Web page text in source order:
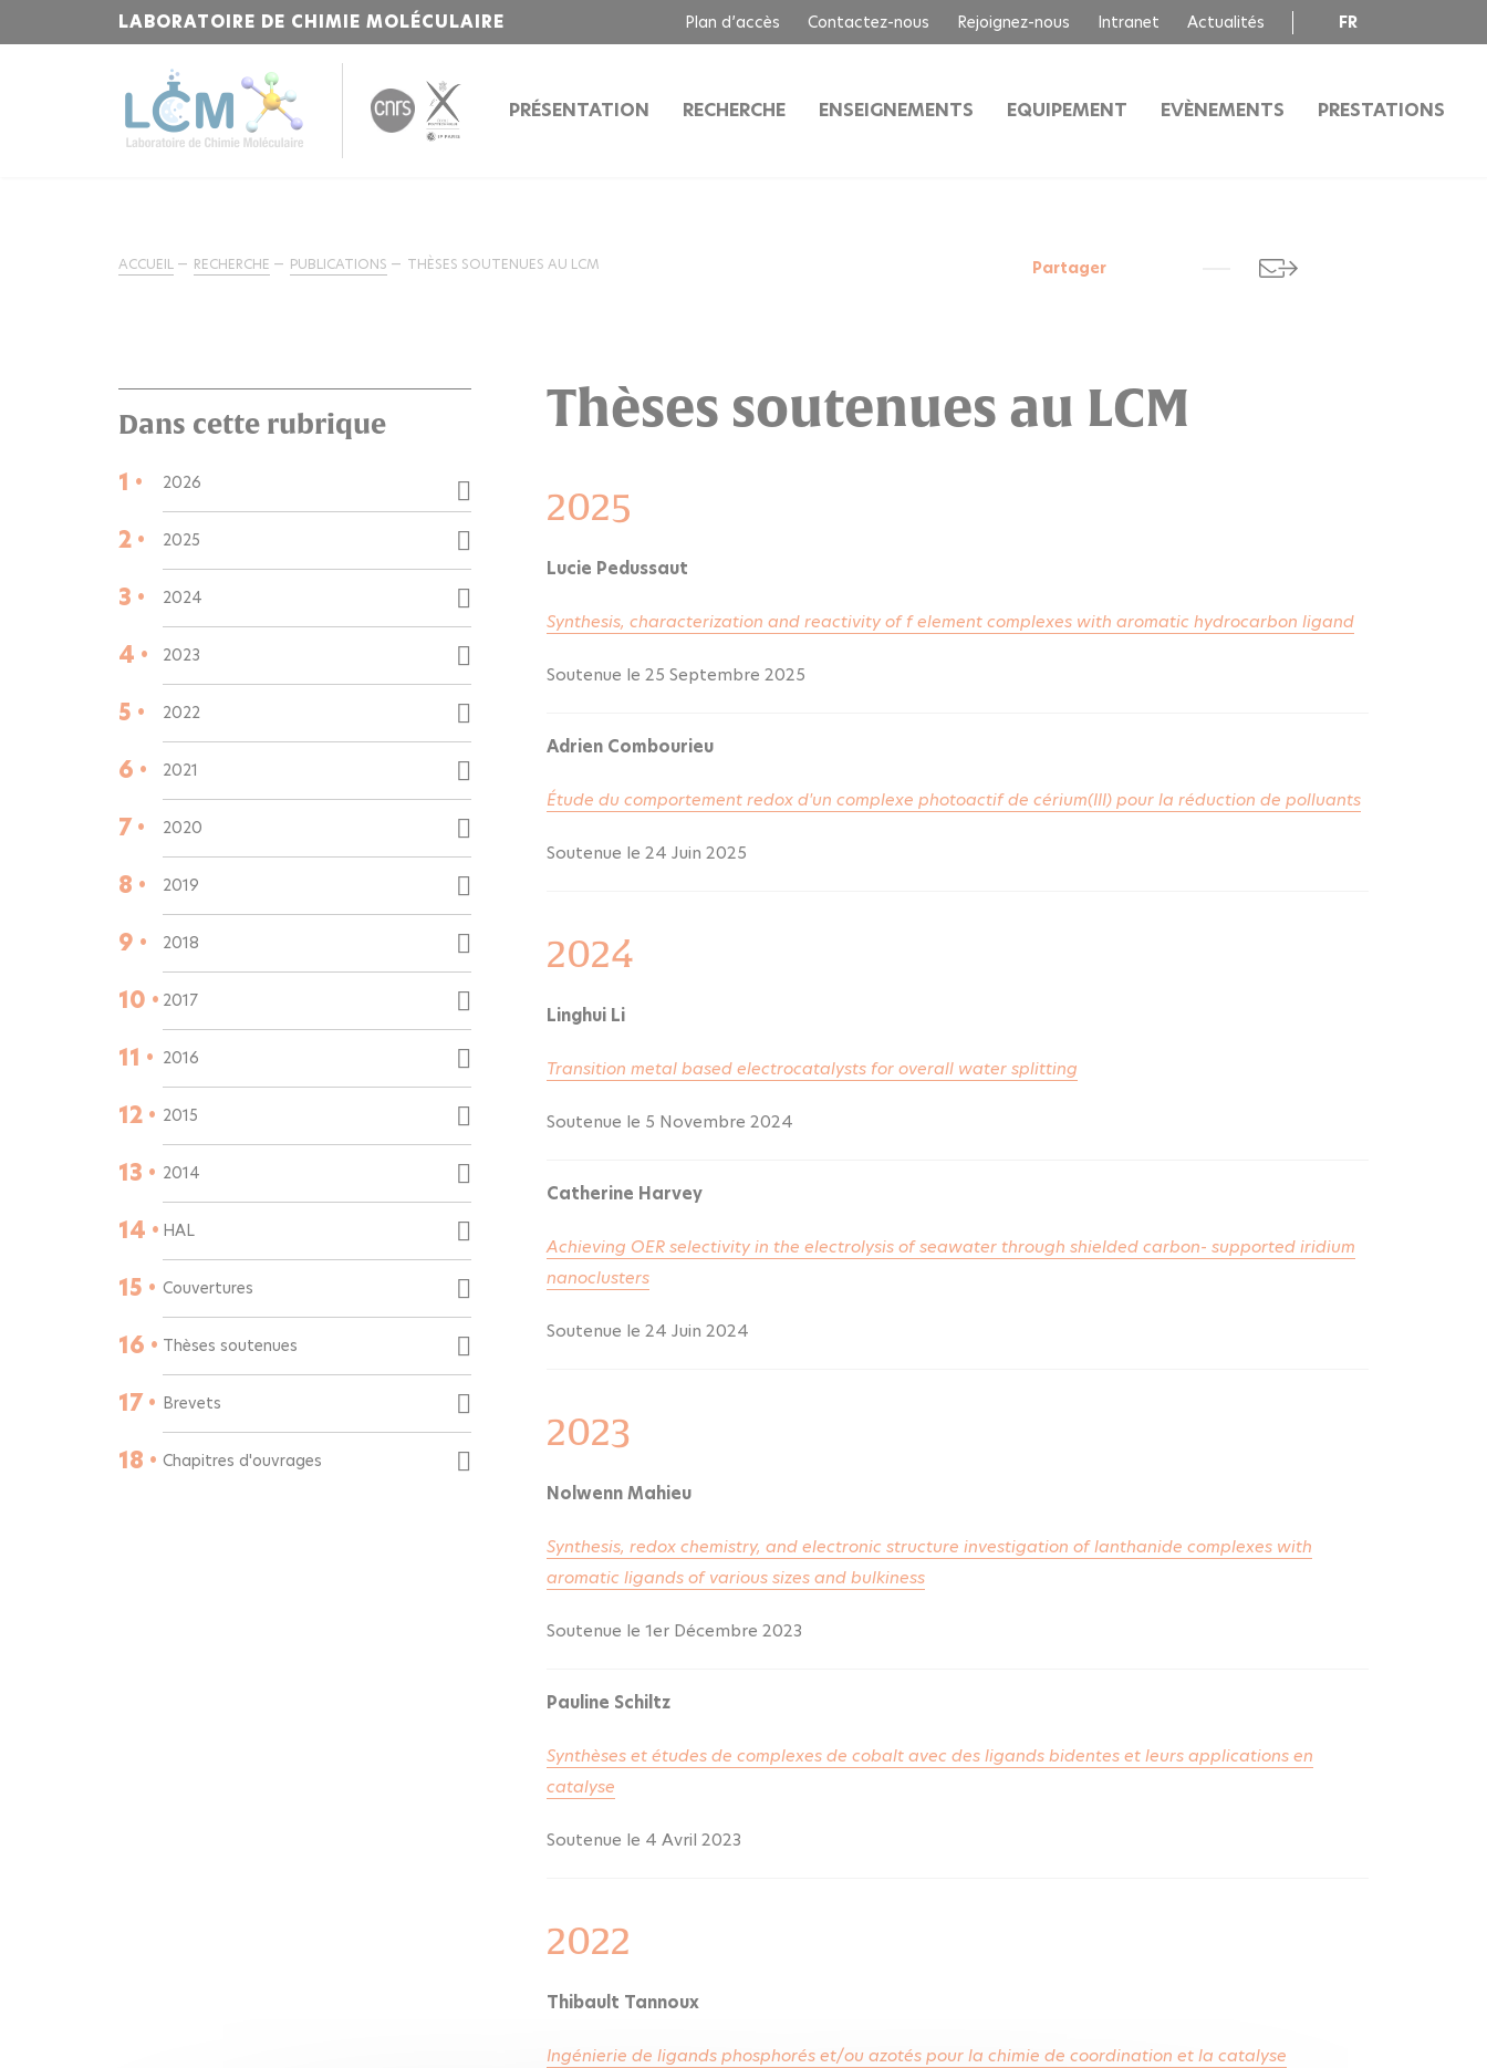
LABORATOIRE DE CHIMIE MOLÉCULAIRE Plan d’accès Contactez-nous Rejoignez-nous Intranet Actualités FR
PRÉSENTATION
RECHERCHE ENSEIGNEMENTS EQUIPEMENT EVÈNEMENTS PRESTATIONS
ACCUEIL RECHERCHE PUBLICATIONS THÈSES SOUTENUES AU LCM Partager
Dans cette rubrique
1 •
2026
2 • 2025
3 • 2024
4 • 2023
5 • 2022
6 • 2021
7 • 2020
8 • 2019
9 • 2018
10 • 2017
11 • 2016
12 • 2015
13 • 2014
14 • HAL
15 • Couvertures
16 • Thèses soutenues
17 • Brevets
18 • Chapitres d'ouvrages
Thèses soutenues au LCM
2025
Lucie Pedussaut
Synthesis, characterization and reactivity of f element complexes with aromatic hydrocarbon ligand
Soutenue le 25 Septembre 2025
Adrien Combourieu
Étude du comportement redox d'un complexe photoactif de cérium(III) pour la réduction de polluants
Soutenue le 24 Juin 2025
2024
Linghui Li
Transition metal based electrocatalysts for overall water splitting
Soutenue le 5 Novembre 2024
Catherine Harvey
Achieving OER selectivity in the electrolysis of seawater through shielded carbon- supported iridium
nanoclusters
Soutenue le 24 Juin 2024
2023
Nolwenn Mahieu
Synthesis, redox chemistry, and electronic structure investigation of lanthanide complexes with
aromatic ligands of various sizes and bulkiness
Soutenue le 1er Décembre 2023
Pauline Schiltz
Synthèses et études de complexes de cobalt avec des ligands bidentes et leurs applications en
catalyse
Soutenue le 4 Avril 2023
2022
Thibault Tannoux
Ingénierie de ligands phosphorés et/ou azotés pour la chimie de coordination et la catalyse